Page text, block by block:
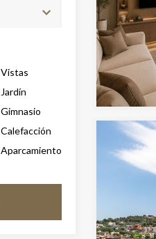
Vistas
Jardín
Gimnasio
Calefacción
Aparcamiento
Estas
hábitos
en el
usuario.